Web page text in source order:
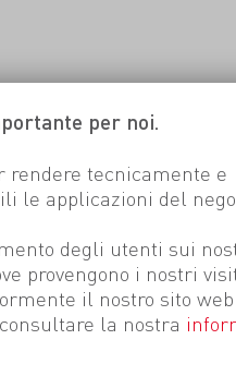
per noi.
rendere tecnicamente e
le applicazioni del
degli utenti sui
provengono i nostri
il nostro sito
la nostra